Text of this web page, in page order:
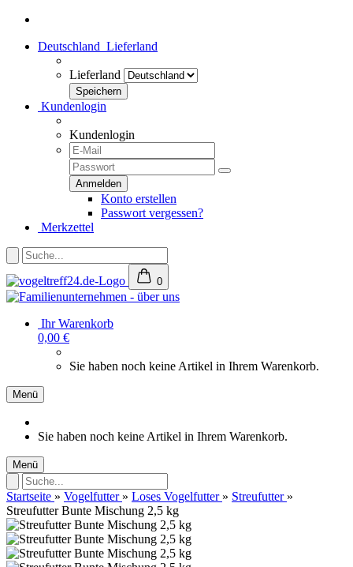
Deutschland Lieferland
Lieferland
Kundenlogin
Kundenlogin
Konto erstellen
Passwort vergessen?
Merkzettel
0
Ihr Warenkorb
0,00 €
Sie haben noch keine Artikel in Ihrem Warenkorb.
Menü
Sie haben noch keine Artikel in Ihrem Warenkorb.
Menü
Startseite » Vogelfutter » Loses Vogelfutter » Streufutter »
Streufutter Bunte Mischung 2,5 kg